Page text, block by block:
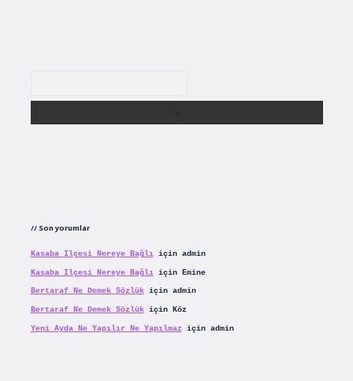
Son yorumlar
Kasaba Ilçesi Nereye Bağlıiçin admin
Kasaba Ilçesi Nereye Bağlıiçin Emine
Bertaraf Ne Demek Sözlükiçin admin
Bertaraf Ne Demek Sözlükiçin Köz
Yeni Ayda Ne Yapılır Ne Yapılmaziçin admin